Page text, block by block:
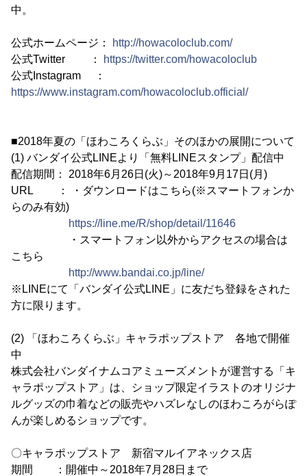
中。
公式ホームページ：
http://howacoloclub.com/
公式Twitter ：
https://twitter.com/howacoloclub
公式Instagram ：
https://www.instagram.com/howacoloclub.official/
■2018年夏の「ほわころくらぶ」そのほかの展開について
(1) バンダイ公式LINEより「無料LINEスタンプ」配信中
配信期間： 2018年6月26日(火)～2018年9月17日(月)
URL ： ・ダウンロードはこちら(※スマートフォンか
らのみ有効)
https://line.me/R/shop/detail/11646
・スマートフォン以外からアクセスの場合は
こちら
http://www.bandai.co.jp/line/
※LINEにて「バンダイ公式LINE」に友だち登録をされた
方に限ります。
(2) 「ほわころくらぶ」キャラポップストア 各地で開催
中
株式会社バンダイナムコアミューズメントが運営する「キ
ャラポップストア」は、ショップ限定イラストのオリジナ
ルグッズの巾着などの販売やハズレなしのほわころがらぽ
んが楽しめるショップです。
〇キャラポップストア 新宿マルイアネックス店
期間 ：開催中～2018年7月28日まで